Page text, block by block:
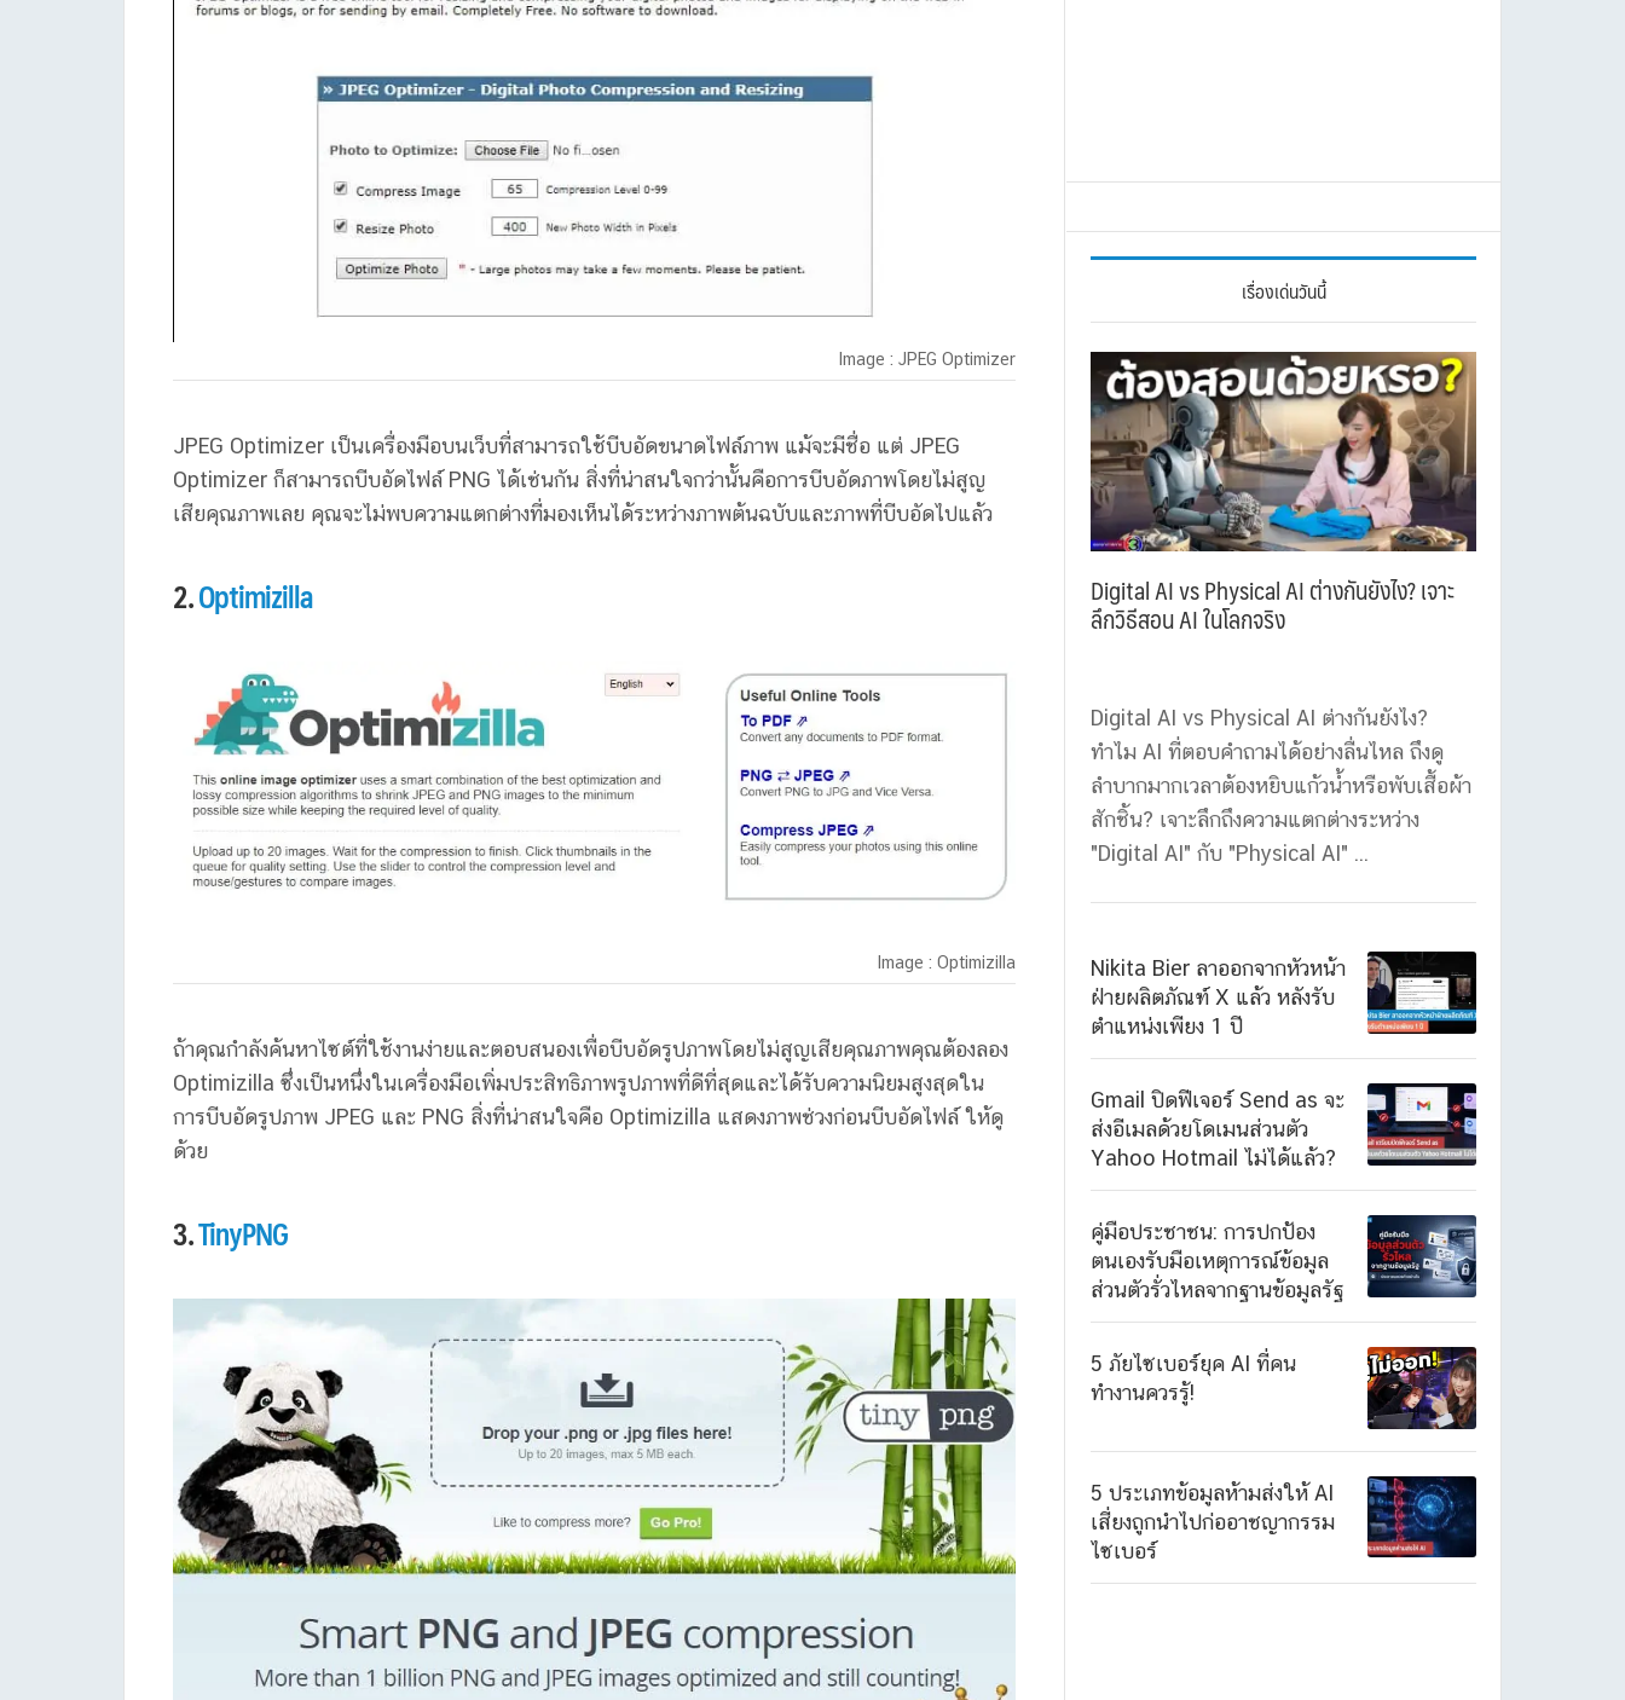
Image : JPEG Optimizer
JPEG Optimizer เป็นเครื่องมือบนเว็บที่สามารถใช้บีบอัดขนาดไฟล์ภาพ แม้จะมีชื่อ แต่ JPEG
Optimizer ก็สามารถบีบอัดไฟล์ PNG ได้เช่นกัน สิ่งที่น่าสนใจกว่านั้นคือการบีบอัดภาพโดยไม่สูญ
เสียคุณภาพเลย คุณจะไม่พบความแตกต่างที่มองเห็นได้ระหว่างภาพต้นฉบับและภาพที่บีบอัดไปแล้ว
2.Optimizilla
Image : Optimizilla
ถ้าคุณกำลังค้นหาไซต์ที่ใช้งานง่ายและตอบสนองเพื่อบีบอัดรูปภาพโดยไม่สูญเสียคุณภาพคุณต้องลอง
Optimizilla ซึ่งเป็นหนึ่งในเครื่องมือเพิ่มประสิทธิภาพรูปภาพที่ดีที่สุดและได้รับความนิยมสูงสุดใน
การบีบอัดรูปภาพ JPEG และ PNG สิ่งที่น่าสนใจคือ Optimizilla แสดงภาพช่วงก่อนบีบอัดไฟล์ ให้ดู
ด้วย
3.TinyPNG
เรื่องเด่นวันนี้
Digital AI vs Physical AI ต่างกันยังไง? เจาะ
ลึกวิธีสอน AI ในโลกจริง
Digital AI vs Physical AI ต่างกันยังไง?
ทำไม AI ที่ตอบคำถามได้อย่างลื่นไหล ถึงดู
ลำบากมากเวลาต้องหยิบแก้วน้ำหรือพับเสื้อผ้า
สักชิ้น? เจาะลึกถึงความแตกต่างระหว่าง
"Digital AI" กับ "Physical AI" ...
Nikita Bier ลาออกจากหัวหน้า
ฝ่ายผลิตภัณฑ์ X แล้ว หลังรับ
ตำแหน่งเพียง 1 ปี
Gmail ปิดฟีเจอร์ Send as จะ
ส่งอีเมลด้วยโดเมนส่วนตัว
Yahoo Hotmail ไม่ได้แล้ว?
คู่มือประชาชน: การปกป้อง
ตนเองรับมือเหตุการณ์ข้อมูล
ส่วนตัวรั่วไหลจากฐานข้อมูลรัฐ
5 ภัยไซเบอร์ยุค AI ที่คน
ทำงานควรรู้!
5 ประเภทข้อมูลห้ามส่งให้ AI
เสี่ยงถูกนำไปก่ออาชญากรรม
ไซเบอร์